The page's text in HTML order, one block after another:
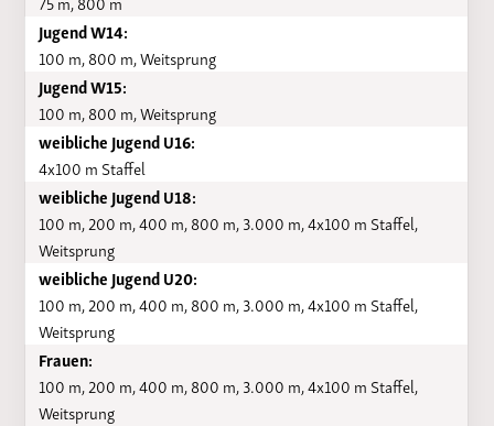
Jugend W14:
100 m, 800 m, Weitsprung
Jugend W15:
100 m, 800 m, Weitsprung
weibliche Jugend U16:
4x100 m Staffel
weibliche Jugend U18:
100 m, 200 m, 400 m, 800 m, 3.000 m, 4x100 m Staffel,
Weitsprung
weibliche Jugend U20:
100 m, 200 m, 400 m, 800 m, 3.000 m, 4x100 m Staffel,
Weitsprung
Frauen:
100 m, 200 m, 400 m, 800 m, 3.000 m, 4x100 m Staffel,
Weitsprung